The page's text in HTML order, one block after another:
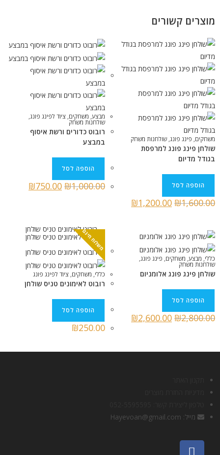
מוצרים קשורים
משחקים, פינג פונג, שולחנות משחק
שולחן פינג פונג למרפסת
בגודל מדיום
הוספה לסל
₪1,600.00
₪1,200.00
מבצע, משחקים, ציוד לפינג פונג,
שולחנות משחק
רובוט כדורים ורשת איסוף
במבצע
הוספה לסל
₪1,000.00
₪750.00
כללי, מבצע, משחקים, פינג פונג,
שולחנות משחק
שולחן פינג פונג אלומניום
הוספה לסל
₪2,800.00
₪2,600.00
משלוח חינם
כללי, משחקים, ציוד לפינג פונג
רובוט לאימונים טניס שולחן
הוספה לסל
₪250.00
מייל: Hayevoan@gmail.com